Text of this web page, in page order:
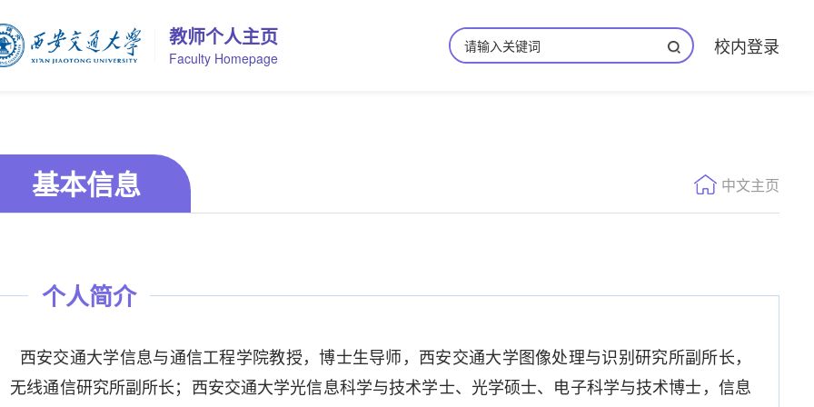
教师个人主页
Faculty Homepage
校内登录
基本信息 中文主页
个人简介
西安交通大学信息与通信工程学院教授，博士生导师，西安交通大学图像处理与识别研究所副所长，
无线通信研究所副所长；西安交通大学光信息科学与技术学士、光学硕士、电子科学与技术博士，信息